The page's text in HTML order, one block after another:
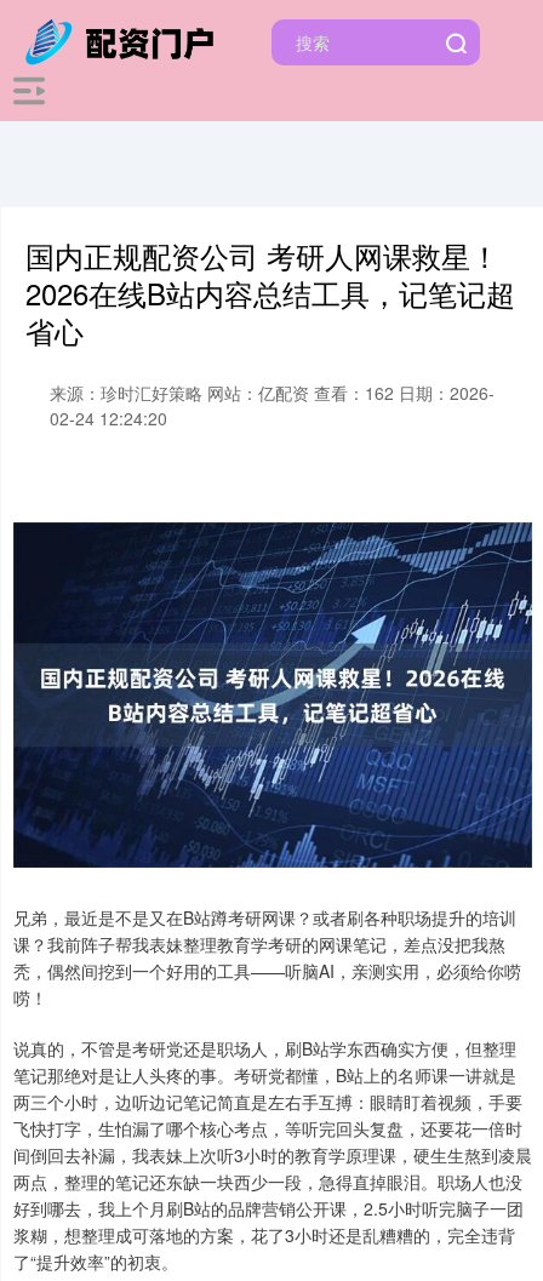
国内正规配资公司 考研人网课救星！
2026在线B站内容总结工具，记笔记超
省心
来源：珍时汇好策略 网站：亿配资 查看：162 日期：2026-
02-24 12:24:20
兄弟，最近是不是又在B站蹲考研网课？或者刷各种职场提升的培训
课？我前阵子帮我表妹整理教育学考研的网课笔记，差点没把我熬
秃，偶然间挖到一个好用的工具——听脑AI，亲测实用，必须给你唠
唠！
说真的，不管是考研党还是职场人，刷B站学东西确实方便，但整理
笔记那绝对是让人头疼的事。考研党都懂，B站上的名师课一讲就是
两三个小时，边听边记笔记简直是左右手互搏：眼睛盯着视频，手要
飞快打字，生怕漏了哪个核心考点，等听完回头复盘，还要花一倍时
间倒回去补漏，我表妹上次听3小时的教育学原理课，硬生生熬到凌晨
两点，整理的笔记还东缺一块西少一段，急得直掉眼泪。职场人也没
好到哪去，我上个月刷B站的品牌营销公开课，2.5小时听完脑子一团
浆糊，想整理成可落地的方案，花了3小时还是乱糟糟的，完全违背
了“提升效率”的初衷。